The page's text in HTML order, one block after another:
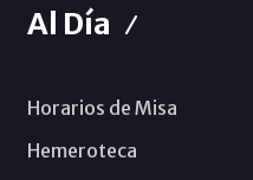
Al Día
Horarios de Misa
Hemeroteca